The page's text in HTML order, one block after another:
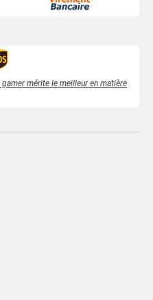
mérite le meilleur en matière